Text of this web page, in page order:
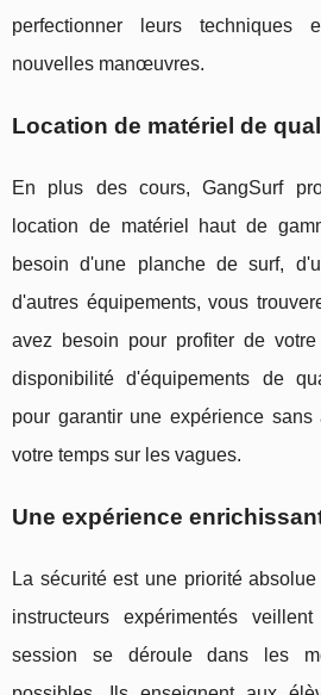
perfectionner leurs techniques
nouvelles manœuvres.
Location de matériel de
En plus des cours, GangSurf
location de matériel haut de
besoin d'une planche de surf,
d'autres équipements, vous
avez besoin pour profiter de
disponibilité d'équipements de
pour garantir une expérience sans
votre temps sur les vagues.
Une expérience
La sécurité est une priorité
instructeurs expérimentés
session se déroule dans les